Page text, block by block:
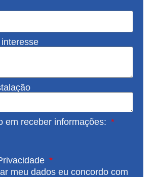
em receber informações:
meu dados eu concordo com